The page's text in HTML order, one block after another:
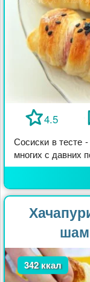
4.5
Сосиски в тесте
многих с давних
342 ккал